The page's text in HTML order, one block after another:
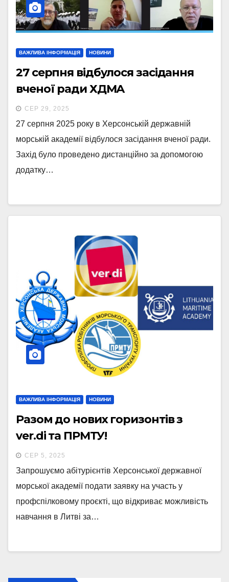
ВАЖЛИВА ІНФОРМАЦІЯ НОВИНИ
27 серпня відбулося засідання
вченої ради ХДМА
СЕР 29, 2025
27 серпня 2025 року в Херсонській державній
морській академії відбулося засідання вченої ради.
Захід було проведено дистанційно за допомогою
додатку…
ВАЖЛИВА ІНФОРМАЦІЯ НОВИНИ
Разом до нових горизонтів з
ver.di та ПРМТУ!
СЕР 5, 2025
Запрошуємо абітурієнтів Херсонської державної
морської академії подати заявку на участь у
профспілковому проєкті, що відкриває можливість
навчання в Литві за…